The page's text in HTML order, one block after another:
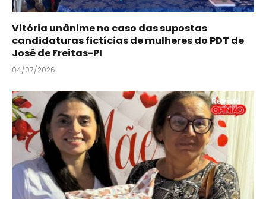
Vitória unânime no caso das supostas
candidaturas fictícias de mulheres do PDT de
José de Freitas-PI
04/07/2026